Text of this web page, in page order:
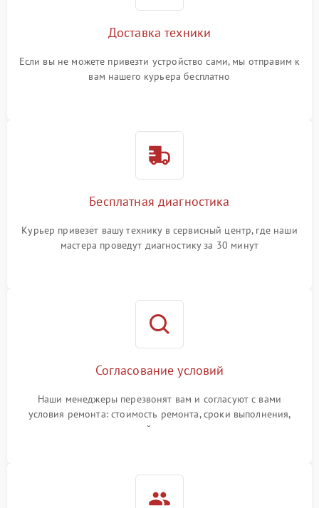
Доставка техники
Если вы не можете привезти устройство сами, мы отправим к
вам нашего курьера бесплатно
Бесплатная диагностика
Курьер привезет вашу технику в сервисный центр, где наши
мастера проведут диагностику за 30 минут
Согласование условий
Наши менеджеры перезвонят вам и согласуют с вами
условия ремонта: стоимость ремонта, сроки выполнения,
гарантийные условия